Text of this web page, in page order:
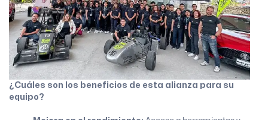
¿Cuáles son los beneficios de esta alianza para su
equipo?